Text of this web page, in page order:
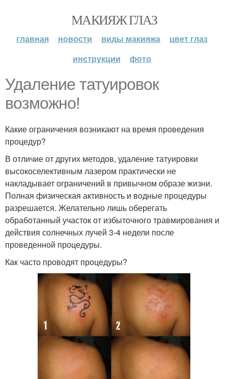
МАКИЯЖ ГЛАЗ
главная новости виды макияжа
цвет глаз
инструкции
фото
Удаление татуировок
возможно!
Какие ограничения возникают на время проведения
процедур?
В отличие от других методов, удаление татуировки
высокоселективным лазером практически не
накладывает ограничений в привычном образе жизни.
Полная физическая активность и водные процедуры
разрешается. Желательно лишь оберегать
обработанный участок от избыточного травмирования и
действия солнечных лучей 3-4 недели после
проведенной процедуры.
Как часто проводят процедуры?